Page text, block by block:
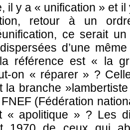
il y a « unification » et
retour à un
ce serait
d’une
la référence est « la
on « réparer » ?
la branche
FNEF (Fédération
« apolitique » ? Les